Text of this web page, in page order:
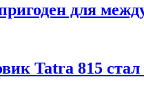
для
Tatra 815